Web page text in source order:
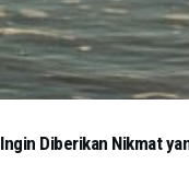
Ingin Diberikan Nikmat